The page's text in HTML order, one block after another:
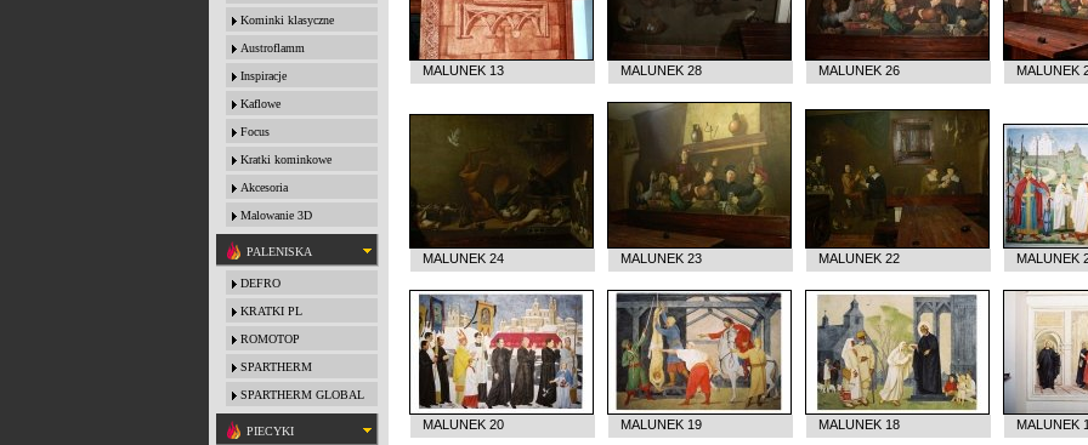
Kominki klasyczne
Austroflamm
Inspiracje
Kaflowe
Focus
Kratki kominkowe
Akcesoria
Malowanie 3D
PALENISKA
DEFRO
KRATKI PL
ROMOTOP
SPARTHERM
SPARTHERM GLOBAL
PIECYKI
MALUNEK 13 MALUNEK 28 MALUNEK 26 MALUNEK
MALUNEK 24 MALUNEK 23 MALUNEK 22 MALUNEK
MALUNEK 20 MALUNEK 19 MALUNEK 18 MALUNEK